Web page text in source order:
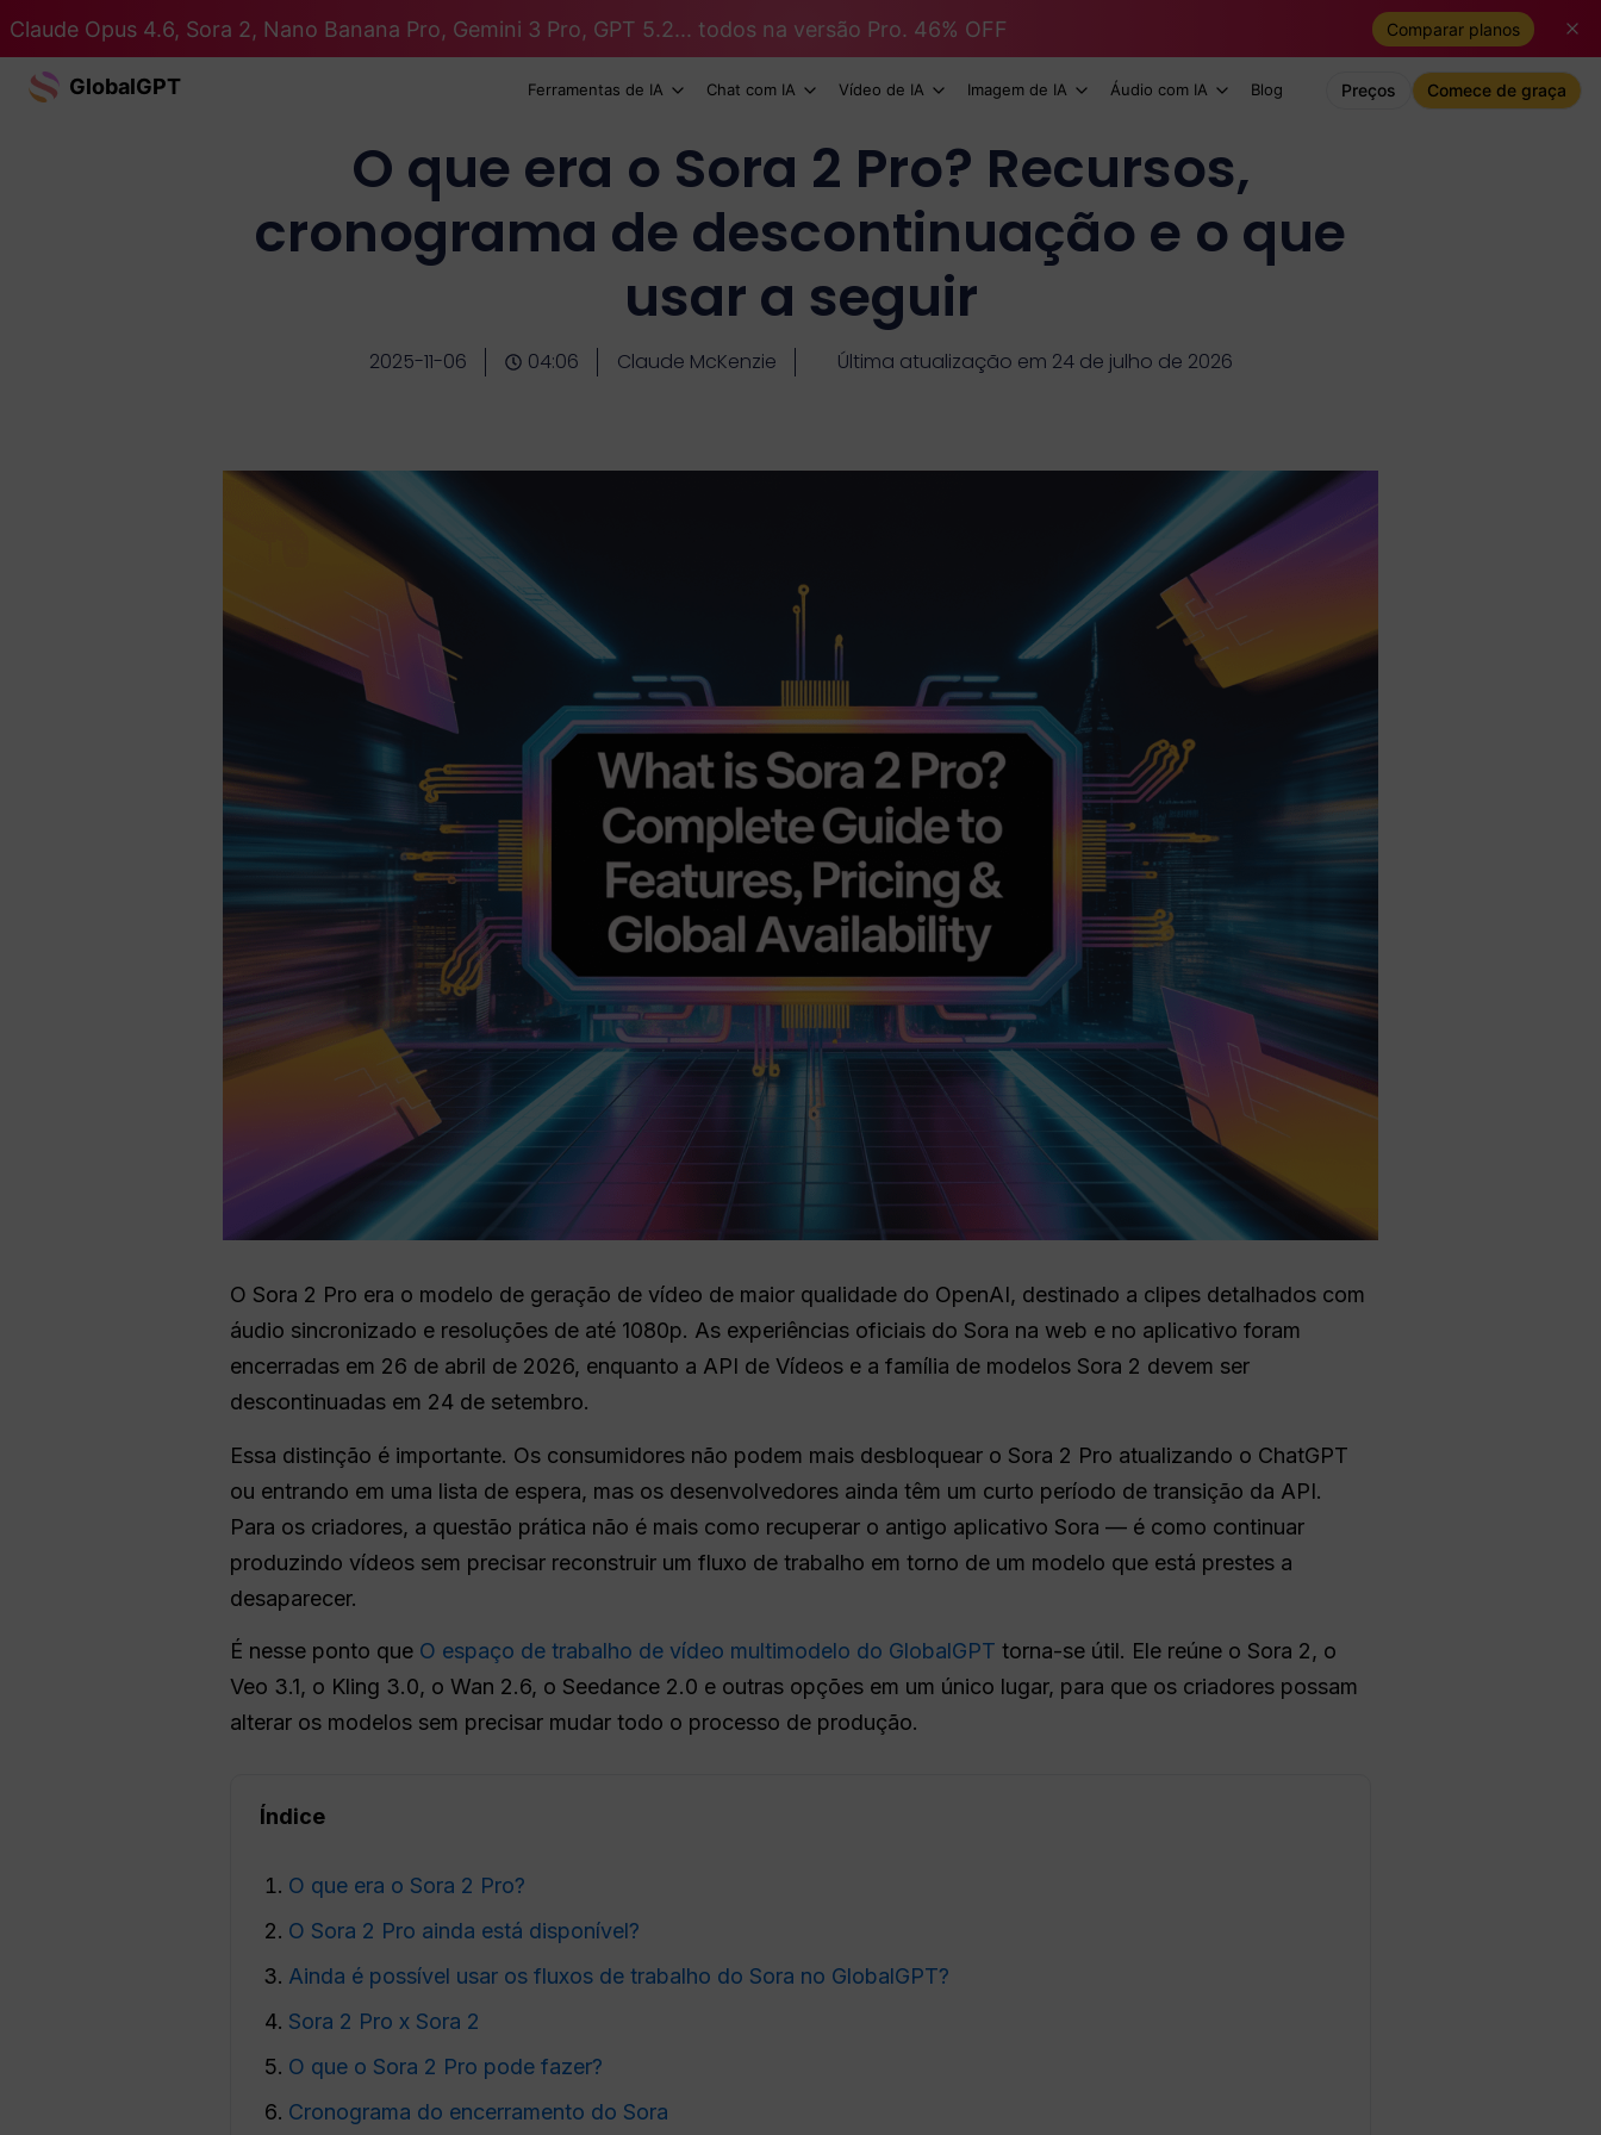
Claude Opus 4.6, Sora 2, Nano Banana Pro, Gemini 3 Pro, GPT 5.2... todos na versão Pro. 46% OFF Comparar planos
GlobalGPT Ferramentas de IA Chat com IA Vídeo de IA Imagem de IA Áudio com IA Blog Preços Comece de graça
O que era o Sora 2 Pro? Recursos,
cronograma de descontinuação e o que
usar a seguir
2025-11-06 04:06 Claude McKenzie Última atualização em 24 de julho de 2026
O Sora 2 Pro era o modelo de geração de vídeo de maior qualidade do OpenAI, destinado a clipes detalhados com
áudio sincronizado e resoluções de até 1080p. As experiências oficiais do Sora na web e no aplicativo foram
encerradas em 26 de abril de 2026, enquanto a API de Vídeos e a família de modelos Sora 2 devem ser
descontinuadas em 24 de setembro.
Essa distinção é importante. Os consumidores não podem mais desbloquear o Sora 2 Pro atualizando o ChatGPT
ou entrando em uma lista de espera, mas os desenvolvedores ainda têm um curto período de transição da API.
Para os criadores, a questão prática não é mais como recuperar o antigo aplicativo Sora — é como continuar
produzindo vídeos sem precisar reconstruir um fluxo de trabalho em torno de um modelo que está prestes a
desaparecer.
É nesse ponto que O espaço de trabalho de vídeo multimodelo do GlobalGPT torna-se útil. Ele reúne o Sora 2, o
Veo 3.1, o Kling 3.0, o Wan 2.6, o Seedance 2.0 e outras opções em um único lugar, para que os criadores possam
alterar os modelos sem precisar mudar todo o processo de produção.
Índice
O que era o Sora 2 Pro?
O Sora 2 Pro ainda está disponível?
Ainda é possível usar os fluxos de trabalho do Sora no GlobalGPT?
Sora 2 Pro x Sora 2
O que o Sora 2 Pro pode fazer?
Cronograma do encerramento do Sora